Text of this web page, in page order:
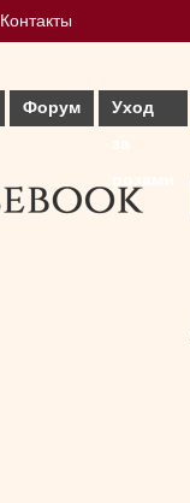
Контакты
Форум
Уход